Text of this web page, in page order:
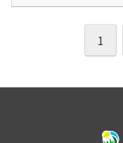
1